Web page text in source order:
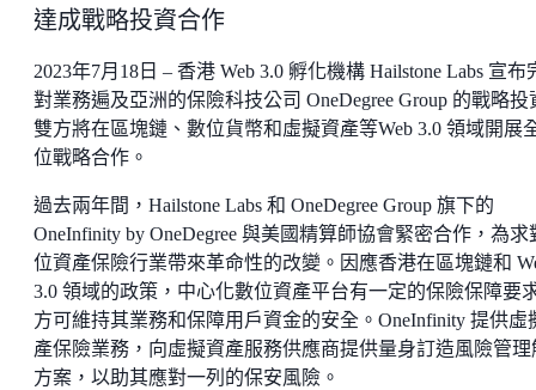
達成戰略投資合作
2023年7月18日 – 香港 Web 3.0 孵化機構 Hailstone Labs 宣布
對業務遍及亞洲的保險科技公司 OneDegree Group 的戰略投
雙方將在區塊鏈、數位貨幣和虛擬資產等Web 3.0 領域開展
位戰略合作。
過去兩年間，Hailstone Labs 和 OneDegree Group 旗下的
OneInfinity by OneDegree 與美國精算師協會緊密合作，為求
位資產保險行業帶來革命性的改變。因應香港在區塊鏈和
3.0 領域的政策，中心化數位資產平台有一定的保險保障要
方可維持其業務和保障用戶資金的安全。OneInfinity 提供虛
產保險業務，向虛擬資產服務供應商提供量身訂造風險管理
方案，以助其應對一列的保安風險。